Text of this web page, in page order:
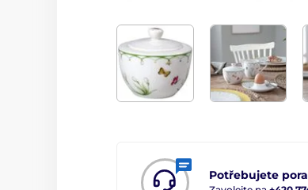
Potřebujete